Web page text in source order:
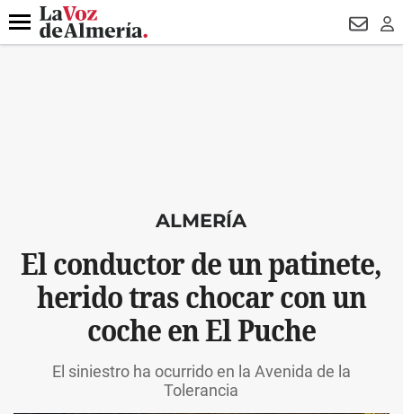
DESTACADO
Menú
ALMERÍA
El conductor de un patinete,
herido tras chocar con un
coche en El Puche
El siniestro ha ocurrido en la Avenida de la
Tolerancia